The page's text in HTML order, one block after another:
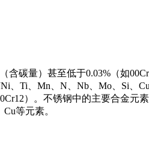
碳量）甚至低于0.03%（如
、Ti、Mn、N、Nb、Mo、Si、
）。不锈钢中的主要合金元
等元素。